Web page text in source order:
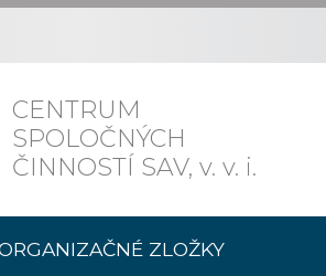
CENTRUM
SPOLOČNÝCH
ČINNOSTÍ SAV, v. v. i.
ZLOŽKY